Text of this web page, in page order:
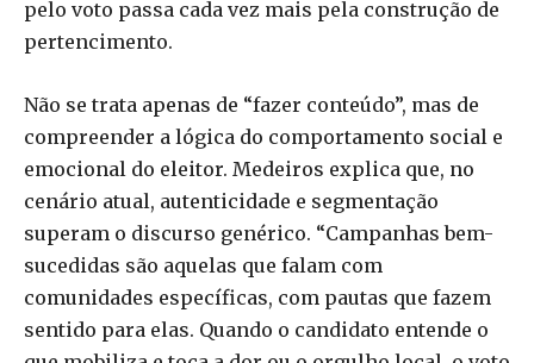
pelo voto passa cada vez mais pela construção de
pertencimento.
Não se trata apenas de “fazer conteúdo”, mas de
compreender a lógica do comportamento social e
emocional do eleitor. Medeiros explica que, no
cenário atual, autenticidade e segmentação
superam o discurso genérico. “Campanhas bem-
sucedidas são aquelas que falam com
comunidades específicas, com pautas que fazem
sentido para elas. Quando o candidato entende o